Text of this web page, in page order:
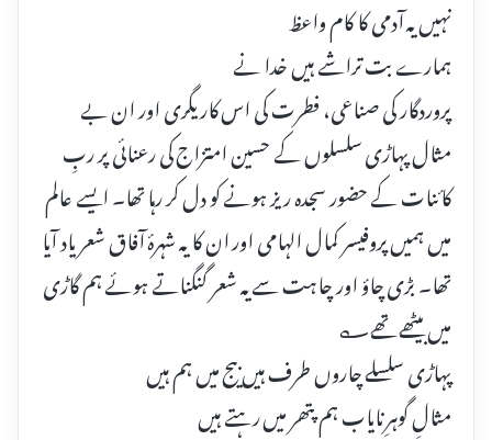
نہیں یہ آدمی کا کام واعظ
ہمارے بت تراشے ہیں خدا نے
پروردگار کی صناعی، فطرت کی اس کاریگری اور ان بے
مثال پہاڑی سلسلوں کے حسین امتزاج کی رعنائی پر ربِ
کائنات کے حضور سجدہ ریز ہونے کو دل کر رہا تھا۔ ایسے عالم
میں ہمیں پروفیسر کمال الہامی اور ان کا یہ شہرۂ آفاق شعر یاد آیا
تھا۔ بڑی چاؤ اور چاہت سے یہ شعر گنگناتے ہوئے ہم گاڑی
میں بیٹھے تھے؎
پہاڑی سلسلے چاروں طرف ہیں بیج میں ہم ہیں
مثالِ گوہرِ نایاب ہم پتھر میں رہتے ہیں